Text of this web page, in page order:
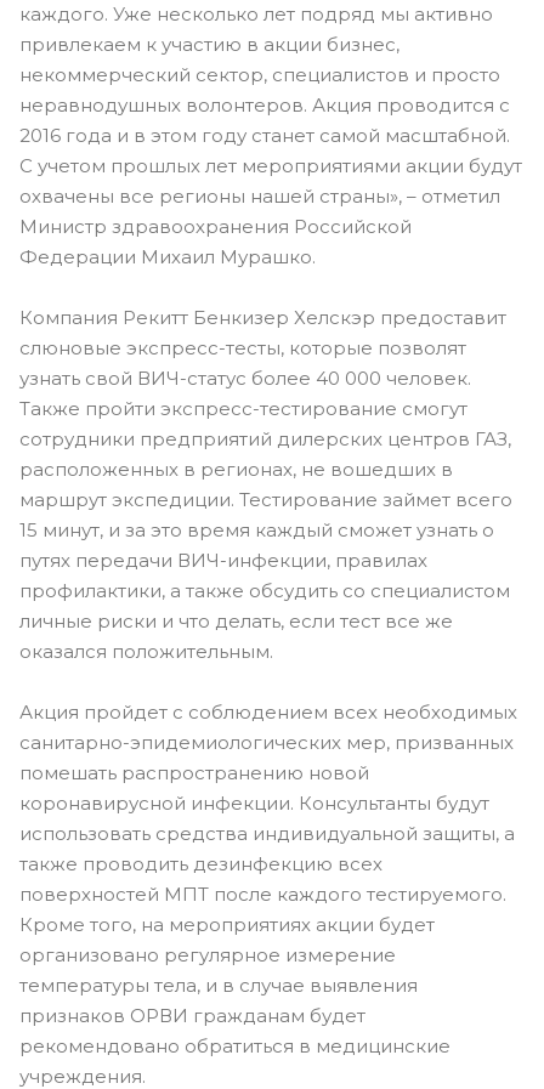
каждого. Уже несколько лет подряд мы активно
привлекаем к участию в акции бизнес,
некоммерческий сектор, специалистов и просто
неравнодушных волонтеров. Акция проводится с
2016 года и в этом году станет самой масштабной.
С учетом прошлых лет мероприятиями акции будут
охвачены все регионы нашей страны», – отметил
Министр здравоохранения Российской
Федерации Михаил Мурашко.
Компания Рекитт Бенкизер Хелскэр предоставит
слюновые экспресс-тесты, которые позволят
узнать свой ВИЧ-статус более 40 000 человек.
Также пройти экспресс-тестирование смогут
сотрудники предприятий дилерских центров ГАЗ,
расположенных в регионах, не вошедших в
маршрут экспедиции. Тестирование займет всего
15 минут, и за это время каждый сможет узнать о
путях передачи ВИЧ-инфекции, правилах
профилактики, а также обсудить со специалистом
личные риски и что делать, если тест все же
оказался положительным.
Акция пройдет с соблюдением всех необходимых
санитарно-эпидемиологических мер, призванных
помешать распространению новой
коронавирусной инфекции. Консультанты будут
использовать средства индивидуальной защиты, а
также проводить дезинфекцию всех
поверхностей МПТ после каждого тестируемого.
Кроме того, на мероприятиях акции будет
организовано регулярное измерение
температуры тела, и в случае выявления
признаков ОРВИ гражданам будет
рекомендовано обратиться в медицинские
учреждения.